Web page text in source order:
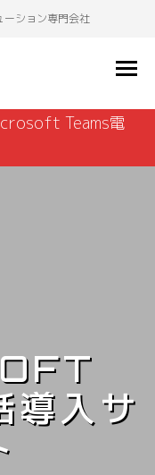
ーション専門会社
Teams電
入サ